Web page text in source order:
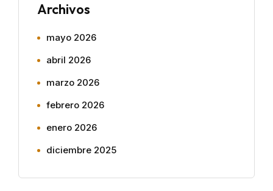
Archivos
mayo 2026
abril 2026
marzo 2026
febrero 2026
enero 2026
diciembre 2025